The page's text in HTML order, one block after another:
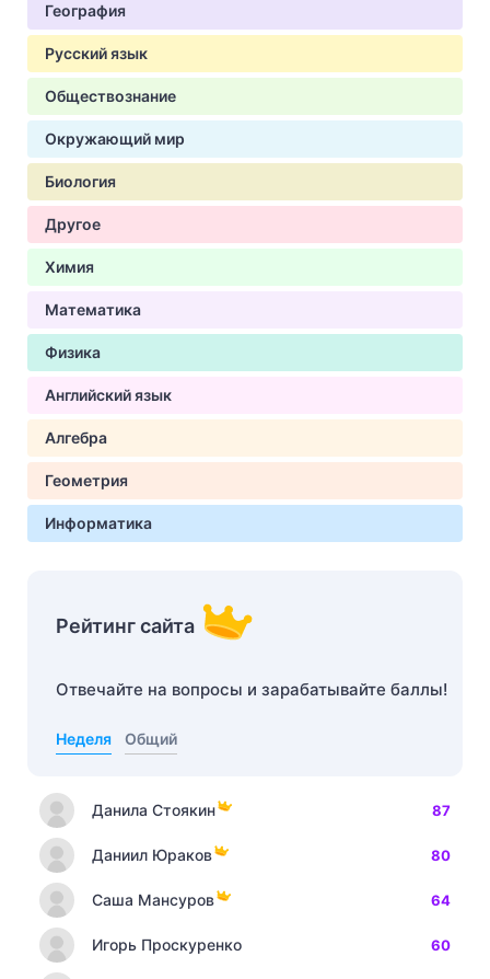
География
Русский язык
Обществознание
Окружающий мир
Биология
Другое
Химия
Математика
Физика
Английский язык
Алгебра
Геометрия
Информатика
Рейтинг сайта
Отвечайте на вопросы и зарабатывайте баллы!
Неделя Общий
Данила Стоякин 87
Даниил Юраков 80
Саша Мансуров 64
Игорь Проскуренко 60